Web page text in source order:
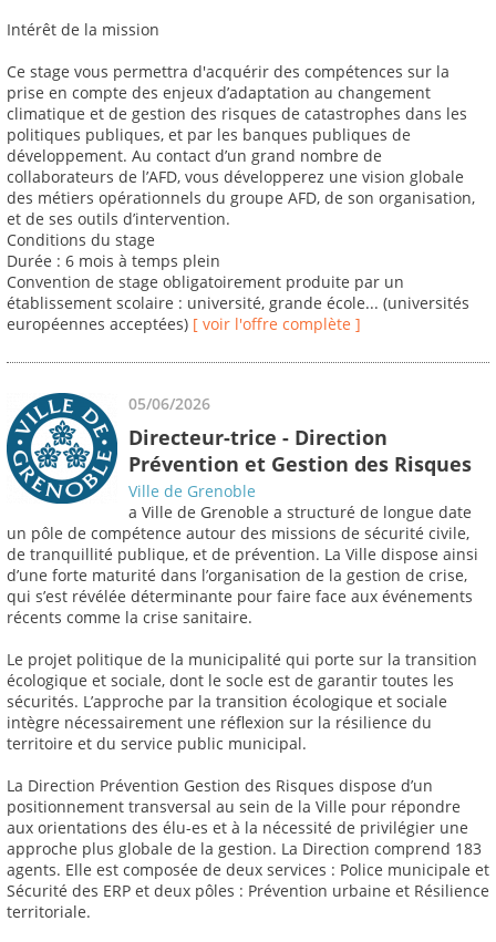
Intérêt de la mission
Ce stage vous permettra d'acquérir des compétences sur la
prise en compte des enjeux d’adaptation au changement
climatique et de gestion des risques de catastrophes dans les
politiques publiques, et par les banques publiques de
développement. Au contact d’un grand nombre de
collaborateurs de l’AFD, vous développerez une vision globale
des métiers opérationnels du groupe AFD, de son organisation,
et de ses outils d’intervention.
Conditions du stage
Durée : 6 mois à temps plein
Convention de stage obligatoirement produite par un
établissement scolaire : université, grande école... (universités
européennes acceptées) [ voir l'offre complète ]
05/06/2026
Directeur-trice - Direction
Prévention et Gestion des Risques
Ville de Grenoble
a Ville de Grenoble a structuré de longue date
un pôle de compétence autour des missions de sécurité civile,
de tranquillité publique, et de prévention. La Ville dispose ainsi
d’une forte maturité dans l’organisation de la gestion de crise,
qui s’est révélée déterminante pour faire face aux événements
récents comme la crise sanitaire.
Le projet politique de la municipalité qui porte sur la transition
écologique et sociale, dont le socle est de garantir toutes les
sécurités. L’approche par la transition écologique et sociale
intègre nécessairement une réflexion sur la résilience du
territoire et du service public municipal.
La Direction Prévention Gestion des Risques dispose d’un
positionnement transversal au sein de la Ville pour répondre
aux orientations des élu-es et à la nécessité de privilégier une
approche plus globale de la gestion. La Direction comprend 183
agents. Elle est composée de deux services : Police municipale et
Sécurité des ERP et deux pôles : Prévention urbaine et Résilience
territoriale.